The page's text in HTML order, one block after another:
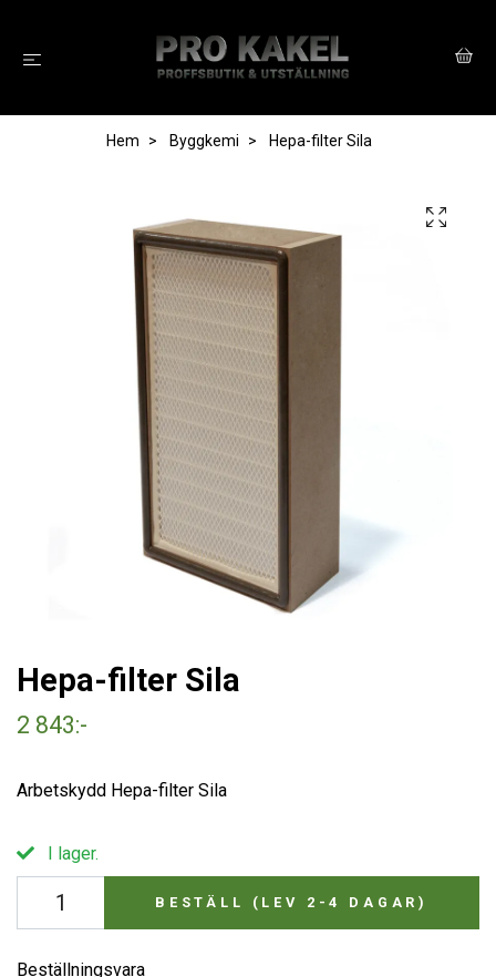
Hem Byggkemi Hepa-filter Sila
Hepa-filter Sila
2 843:-
Arbetskydd Hepa-filter Sila
I lager.
BESTÄLL (LEV 2-4 DAGAR)
Beställningsvara